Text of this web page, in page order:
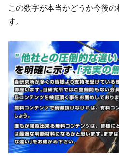
この数字が本当かどうか今後
す。